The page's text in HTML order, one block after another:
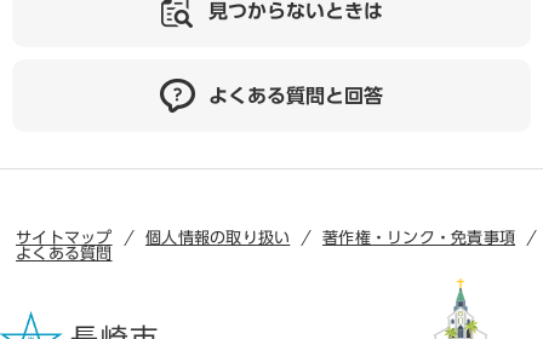
見つからないときは
よくある質問と回答
サイトマップ 個人情報の取り扱い
著作権・リンク・免責事項
よくある質問